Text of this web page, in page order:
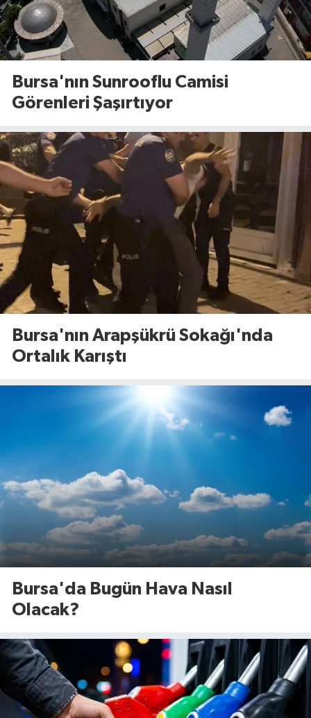
Bursa'nın Sunrooflu Camisi
Görenleri Şaşırtıyor
Bursa'nın Arapşükrü Sokağı'nda
Ortalık Karıştı
Bursa'da Bugün Hava Nasıl
Olacak?